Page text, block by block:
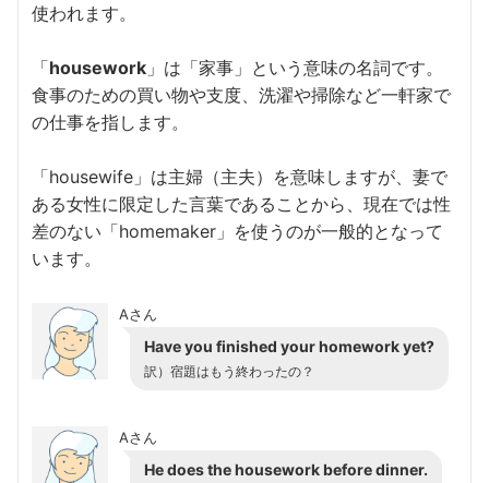
使われます。
「housework 」は「家事」という意味の名詞です。
食事のための買い物や支度、洗濯や掃除など一軒家で
の仕事を指します。
「housewife」は主婦（主夫）を意味しますが、妻で
ある女性に限定した言葉であることから、現在では性
差のない「homemaker」を使うのが一般的となって
います。
Aさん
Have you finished your homework yet?
訳）宿題はもう終わったの？
Aさん
He does the housework before dinner.